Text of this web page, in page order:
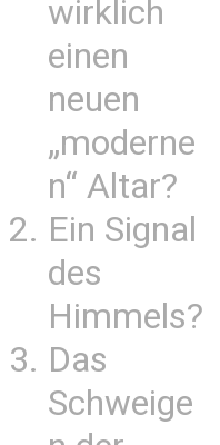
wirklich
einen
neuen
„moderne
n“ Altar?
Ein Signal
des
Himmels?
Das
Schweige